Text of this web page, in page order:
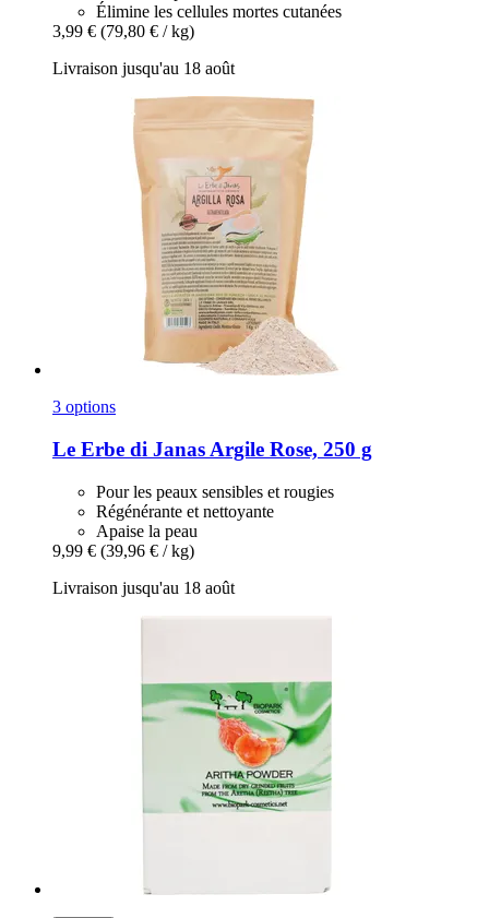
Élimine les cellules mortes cutanées
3,99 € (79,80 € / kg)
Livraison jusqu'au 18 août
3 options
Le Erbe di Janas Argile Rose, 250 g
Pour les peaux sensibles et rougies
Régénérante et nettoyante
Apaise la peau
9,99 € (39,96 € / kg)
Livraison jusqu'au 18 août